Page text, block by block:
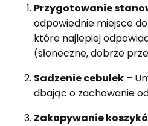
Przygotowanie
odpowiednie miejsce
które najlepiej
(słoneczne, dobrze
Sadzenie cebulek –
dbając o zachowanie
Zakopywanie